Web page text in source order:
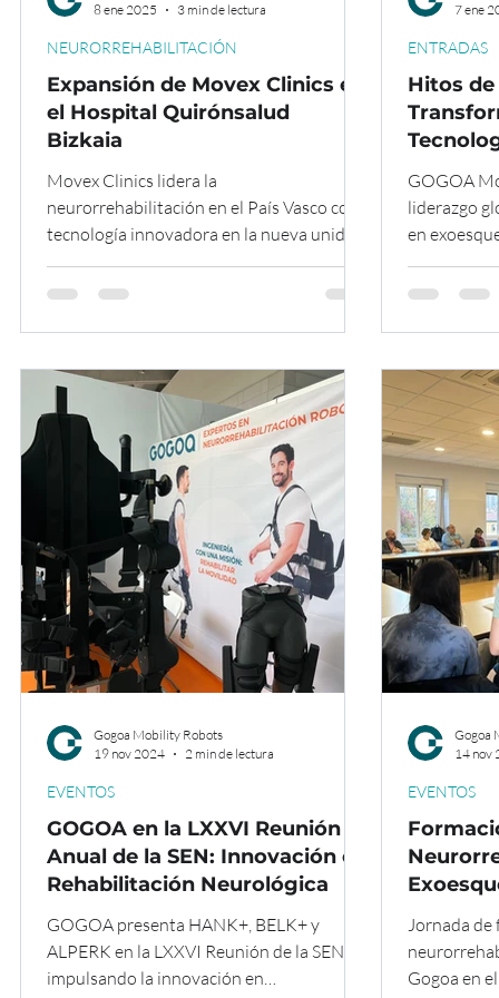
Expansión de Movex Clinics en
el Hospital Quirónsalud
Bizkaia
Movex Clinics lidera la
neurorrehabilitación en el País Vasco con
tecnología innovadora en la nueva unidad
del Hospital Quirónsalud Bizkaia.
NEURORREHABILITACIÓN
8 ene 2025
3 min de lectura
Hitos de
GOGOA
liderazgo
en
ENTRADAS
7 ene
GOGOA en la LXXVI Reunión
Anual de la SEN: Innovación en
Rehabilitación Neurológica
GOGOA presenta HANK+, BELK+ y
ALPERK en la LXXVI Reunión de la SEN,
impulsando la innovación en
EVENTOS
Gogoa Mobility Robots
19 nov 2024
2 min de lectura
Jornada de
Gogoa en
EVENTOS
Gogoa
14 nov